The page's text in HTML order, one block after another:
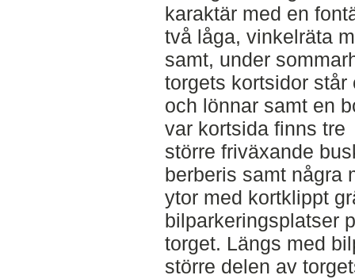
karaktär med en
två låga, vinkelräta
samt, under
torgets kortsidor står
och lönnar samt en
var kortsida finns tre
större friväxande
berberis samt några
ytor med kortklippt
bilparkeringsplatser
torget. Längs med
större delen av